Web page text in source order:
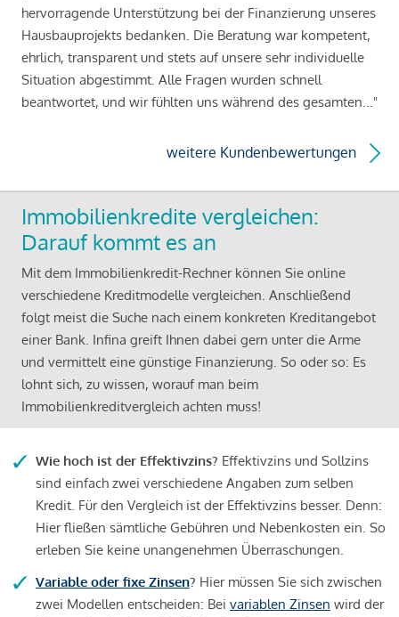
hervorragende Unterstützung bei der Finanzierung unseres
Hausbauprojekts bedanken. Die Beratung war kompetent,
ehrlich, transparent und stets auf unsere sehr individuelle
Situation abgestimmt. Alle Fragen wurden schnell
beantwortet, und wir fühlten uns während des gesamten..."
weitere Kundenbewertungen
Immobilienkredite vergleichen:
Darauf kommt es an
Mit dem Immobilienkredit-Rechner können Sie online
verschiedene Kreditmodelle vergleichen. Anschließend
folgt meist die Suche nach einem konkreten Kreditangebot
einer Bank. Infina greift Ihnen dabei gern unter die Arme
und vermittelt eine günstige Finanzierung. So oder so: Es
lohnt sich, zu wissen, worauf man beim
Immobilienkreditvergleich achten muss!
Wie hoch ist der Effektivzins? Effektivzins und Sollzins
sind einfach zwei verschiedene Angaben zum selben
Kredit. Für den Vergleich ist der Effektivzins besser. Denn:
Hier fließen sämtliche Gebühren und Nebenkosten ein. So
erleben Sie keine unangenehmen Überraschungen.
Variable oder fixe Zinsen? Hier müssen Sie sich zwischen
zwei Modellen entscheiden: Bei variablen Zinsen wird der